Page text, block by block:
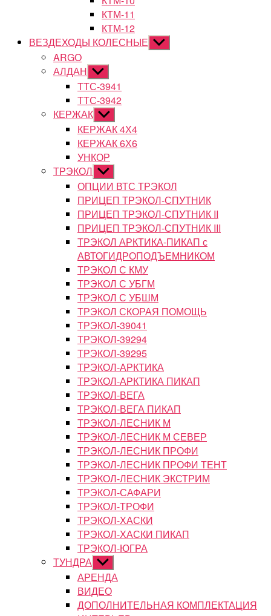
КТМ-11
КТМ-12
ВЕЗДЕХОДЫ КОЛЕСНЫЕ Показывать
подменю
ARGO
АЛДАН Показывать
подменю
ТТС-3941
ТТС-3942
КЕРЖАК Показывать
подменю
КЕРЖАК 4Х4
КЕРЖАК 6Х6
УНКОР
ТРЭКОЛ Показывать
подменю
ОПЦИИ ВТС ТРЭКОЛ
ПРИЦЕП ТРЭКОЛ-СПУТНИК
ПРИЦЕП ТРЭКОЛ-СПУТНИК II
ПРИЦЕП ТРЭКОЛ-СПУТНИК III
ТРЭКОЛ АРКТИКА-ПИКАП с
АВТОГИДРОПОДЪЕМНИКОМ
ТРЭКОЛ С КМУ
ТРЭКОЛ С УБГМ
ТРЭКОЛ С УБШМ
ТРЭКОЛ СКОРАЯ ПОМОЩЬ
ТРЭКОЛ-39041
ТРЭКОЛ-39294
ТРЭКОЛ-39295
ТРЭКОЛ-АРКТИКА
ТРЭКОЛ-АРКТИКА ПИКАП
ТРЭКОЛ-ВЕГА
ТРЭКОЛ-ВЕГА ПИКАП
ТРЭКОЛ-ЛЕСНИК М
ТРЭКОЛ-ЛЕСНИК М СЕВЕР
ТРЭКОЛ-ЛЕСНИК ПРОФИ
ТРЭКОЛ-ЛЕСНИК ПРОФИ ТЕНТ
ТРЭКОЛ-ЛЕСНИК ЭКСТРИМ
ТРЭКОЛ-САФАРИ
ТРЭКОЛ-ТРОФИ
ТРЭКОЛ-ХАСКИ
ТРЭКОЛ-ХАСКИ ПИКАП
ТРЭКОЛ-ЮГРА
ТУНДРА Показывать
подменю
АРЕНДА
ВИДЕО
ДОПОЛНИТЕЛЬНАЯ КОМПЛЕКТАЦИЯ